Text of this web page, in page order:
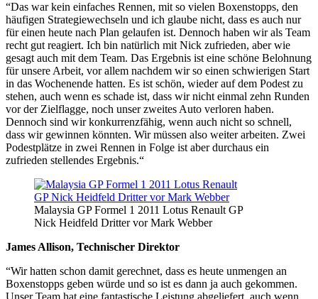
“Das war kein einfaches Rennen, mit so vielen Boxenstopps, den
häufigen Strategiewechseln und ich glaube nicht, dass es auch nur
für einen heute nach Plan gelaufen ist. Dennoch haben wir als Team
recht gut reagiert. Ich bin natürlich mit Nick zufrieden, aber wie
gesagt auch mit dem Team. Das Ergebnis ist eine schöne Belohnung
für unsere Arbeit, vor allem nachdem wir so einen schwierigen Start
in das Wochenende hatten. Es ist schön, wieder auf dem Podest zu
stehen, auch wenn es schade ist, dass wir nicht einmal zehn Runden
vor der Zielflagge, noch unser zweites Auto verloren haben.
Dennoch sind wir konkurrenzfähig, wenn auch nicht so schnell,
dass wir gewinnen könnten. Wir müssen also weiter arbeiten. Zwei
Podestplätze in zwei Rennen in Folge ist aber durchaus ein
zufrieden stellendes Ergebnis.“
Malaysia GP Formel 1 2011 Lotus Renault GP
Nick Heidfeld Dritter vor Mark Webber
James Allison, Technischer Direktor
“Wir hatten schon damit gerechnet, dass es heute unmengen an
Boxenstopps geben würde und so ist es dann ja auch gekommen.